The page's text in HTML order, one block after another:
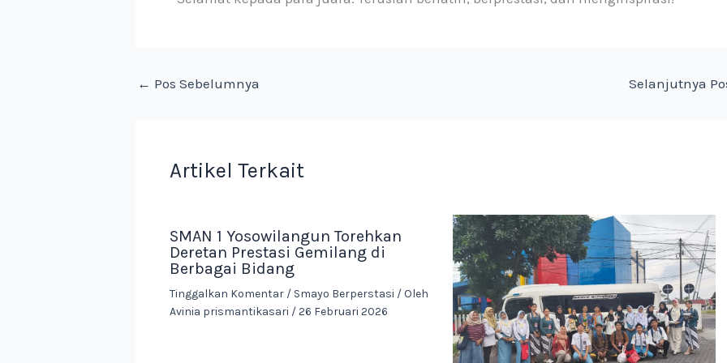
← Pos Sebelumnya Selanjutnya
Artikel Terkait
SMAN 1 Yosowilangun Torehkan
Deretan Prestasi Gemilang di
Berbagai Bidang
Tinggalkan Komentar / Smayo Berperstasi / Oleh
Avinia prismantikasari /26 Februari 2026